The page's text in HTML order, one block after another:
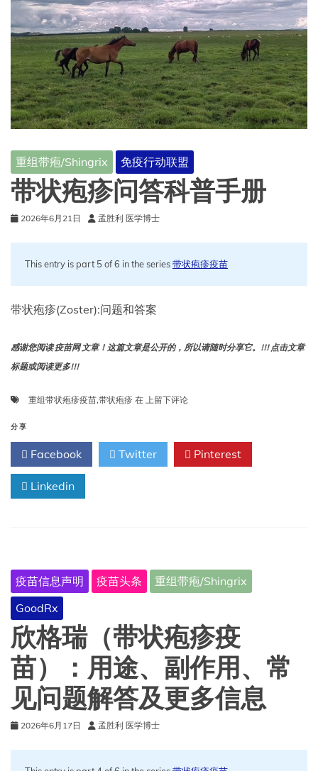
重组带疱/Shingrix 免疫行动联盟
带状疱疹问答科普手册
2026年6月21日 孟胜利 医学博士
This entry is part 5 of 6 in the series带状疱疹疫苗
带状疱疹(Zoster):问题和答案
感谢您阅读 疫苗网 文章！这篇文章是公开的，所以请随时分享它。!!! 点击文章
标题或阅读更多!!!
重组带状疱疹疫苗,带状疱疹 在 带
疹
问
答
上留下评论
分享
Facebook Twitter Pinterest
Linkedin
疫苗信息声明 疫苗头条
重组带疱/Shingrix
GoodRx
欣格瑞（带状疱疹疫
苗）：用途、副作用、常
见问题解答及更多信息
2026年6月17日 孟胜利 医学博士